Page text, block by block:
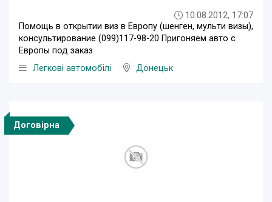
10.08.2012, 17:07
Помощь в открытии виз в Европу (шенген, мульти визы),
консультирование (099)117-98-20 Пригоняем авто с
Европы под заказ
Легкові автомобілі
Донецьк
Договірна